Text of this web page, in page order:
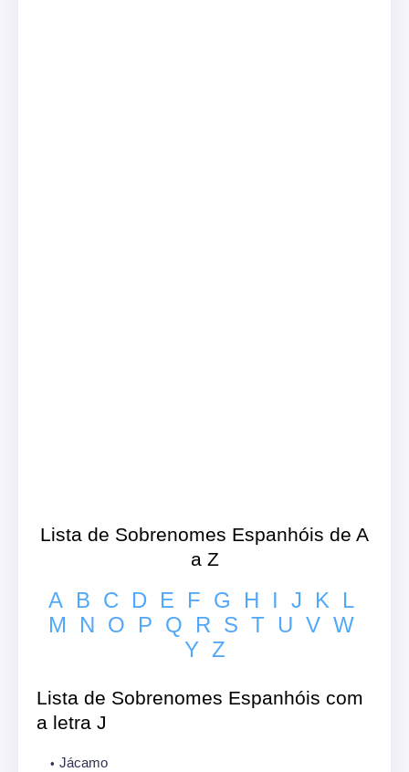
Lista de Sobrenomes Espanhóis de A
a Z
A B C D E F G H I J K
L
M
N O P Q R S T U V W
Y Z
Lista de Sobrenomes Espanhóis com
a letra J
Jácamo